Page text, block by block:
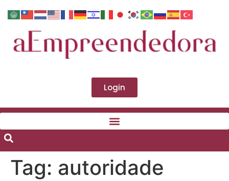
Login
Tag: autoridade